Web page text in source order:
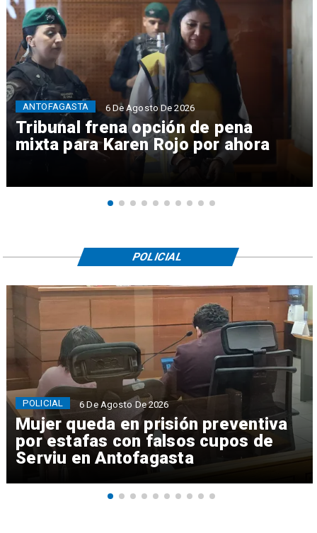
Tribunal frena opción de pena
mixta para Karen Rojo por ahora
ANTOFAGASTA 6 De Agosto De 2026
Mujer queda en prisión preventiva
por estafas con falsos cupos de
Serviu en Antofagasta
POLICIAL 6 De Agosto De 2026
POLICIAL